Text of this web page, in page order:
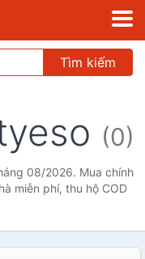
Tìm kiếm
(0)
08/2026. Mua chính
miễn phí, thu hộ COD